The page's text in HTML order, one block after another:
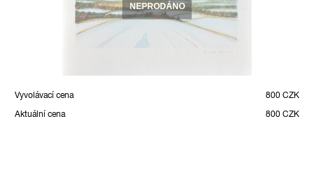
NEPRODÁNO
Vyvolávací cena
800 CZK
Aktuální cena
800 CZK